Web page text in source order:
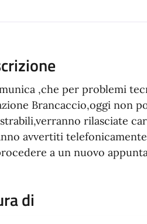
,che per problemi
Brancaccio,oggi non
rilasciate
avvertiti
a un nuovo
di